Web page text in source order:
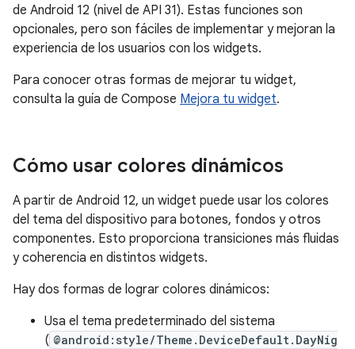
de Android 12 (nivel de API 31). Estas funciones son
opcionales, pero son fáciles de implementar y mejoran la
experiencia de los usuarios con los widgets.
Para conocer otras formas de mejorar tu widget,
consulta la guía de Compose Mejora tu widget.
Cómo usar colores dinámicos
A partir de Android 12, un widget puede usar los colores
del tema del dispositivo para botones, fondos y otros
componentes. Esto proporciona transiciones más fluidas
y coherencia en distintos widgets.
Hay dos formas de lograr colores dinámicos:
Usa el tema predeterminado del sistema
( @android:style/Theme.DeviceDefault.DayNig